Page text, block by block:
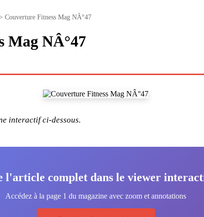
Couverture Fitness Mag NÂ°47
Mag NÂ°47
interactif ci-dessous.
l'article complet dans le viewer
Accédez à la page 1 du magazine avec zoom et annotations